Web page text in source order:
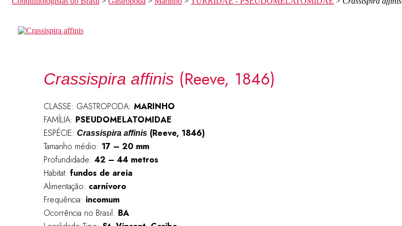
Crassispira affinis(Reeve, 1846)
CLASSE: GASTROPODA: MARINHO
FAMÍLIA: PSEUDOMELATOMIDAE
ESPÉCIE: Crassispira affinis(Reeve, 1846)
Tamanho médio: 17 – 20 mm
Profundidade: 42 – 44 metros
Habitat: fundos de areia
Alimentação: carnívoro
Frequência: incomum
Ocorrência no Brasil: BA